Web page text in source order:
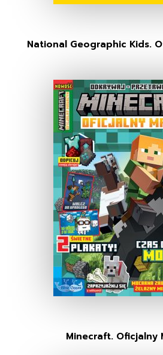
National Geographic Kids.
Minecraft. Oficjalny